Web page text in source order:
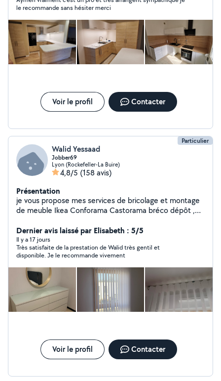
stands aux 4 coins de l'Europe , pose de cuisines,
agencement de boutiques bureaux et habitations,
fabrication de meubles sur mesures, dépannage et
installations électriques ... J'ai le savoir faire et tout
l'outillage nécessaire pour réaliser vos petits et gros
travaux n'hésitez pas à me contacter si vous avez besoin
le recommande sans hésiter merci
Voir le profil Contacter
Particulier
Walid Yessaad
Jobber69
Lyon (Rockefeller-La Buire)
4,8/5 (158 avis)
Présentation
je vous propose mes services de bricolage et montage
de meuble Ikea Conforama Castorama bréco dépôt ,
tableau et luminaire plafonnier led , installation de tringle
à rideau
Dernier avis laissé par Elisabeth : 5/5
Il y a 17 jours
Très satisfaite de la prestation de Walid très gentil et
disponible. Je le recommande vivement
Voir le profil Contacter